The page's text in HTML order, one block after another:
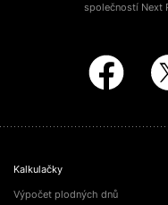
společností Next
Kalkulačky
Výpočet plodných dnů